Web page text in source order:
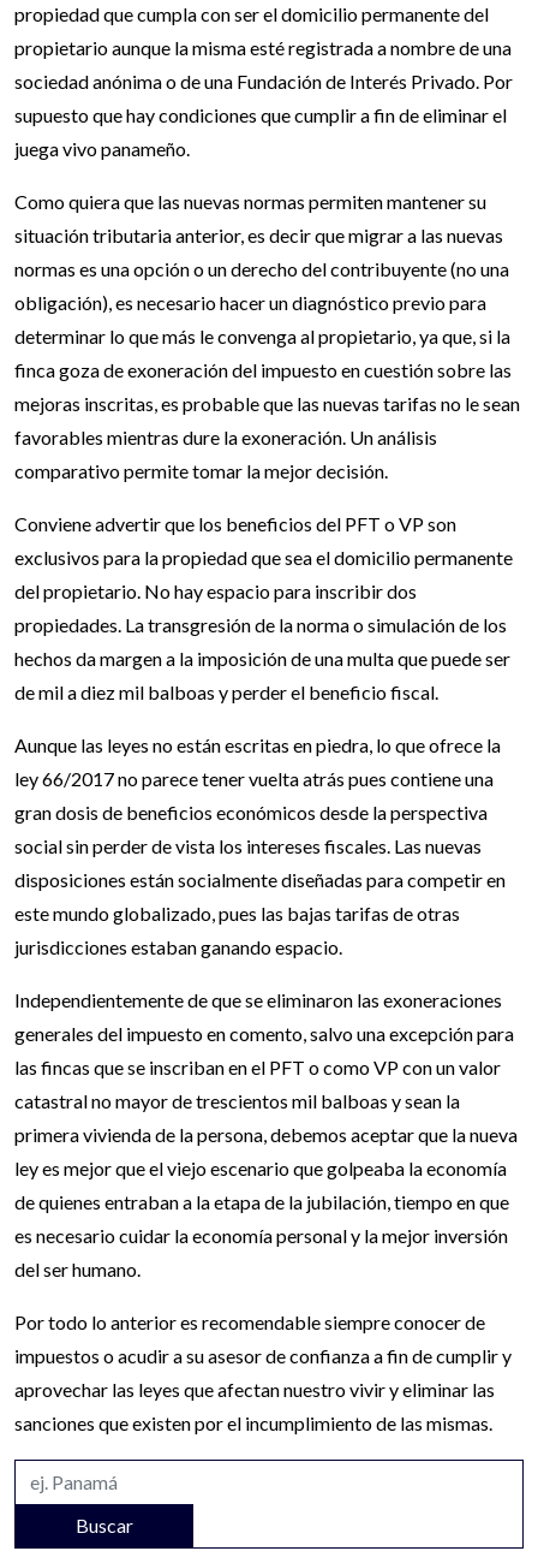
propiedad que cumpla con ser el domicilio permanente del
propietario aunque la misma esté registrada a nombre de una
sociedad anónima o de una Fundación de Interés Privado. Por
supuesto que hay condiciones que cumplir a fin de eliminar el
juega vivo panameño.
Como quiera que las nuevas normas permiten mantener su
situación tributaria anterior, es decir que migrar a las nuevas
normas es una opción o un derecho del contribuyente (no una
obligación), es necesario hacer un diagnóstico previo para
determinar lo que más le convenga al propietario, ya que, si la
finca goza de exoneración del impuesto en cuestión sobre las
mejoras inscritas, es probable que las nuevas tarifas no le sean
favorables mientras dure la exoneración. Un análisis
comparativo permite tomar la mejor decisión.
Conviene advertir que los beneficios del PFT o VP son
exclusivos para la propiedad que sea el domicilio permanente
del propietario. No hay espacio para inscribir dos
propiedades. La transgresión de la norma o simulación de los
hechos da margen a la imposición de una multa que puede ser
de mil a diez mil balboas y perder el beneficio fiscal.
Aunque las leyes no están escritas en piedra, lo que ofrece la
ley 66/2017 no parece tener vuelta atrás pues contiene una
gran dosis de beneficios económicos desde la perspectiva
social sin perder de vista los intereses fiscales. Las nuevas
disposiciones están socialmente diseñadas para competir en
este mundo globalizado, pues las bajas tarifas de otras
jurisdicciones estaban ganando espacio.
Independientemente de que se eliminaron las exoneraciones
generales del impuesto en comento, salvo una excepción para
las fincas que se inscriban en el PFT o como VP con un valor
catastral no mayor de trescientos mil balboas y sean la
primera vivienda de la persona, debemos aceptar que la nueva
ley es mejor que el viejo escenario que golpeaba la economía
de quienes entraban a la etapa de la jubilación, tiempo en que
es necesario cuidar la economía personal y la mejor inversión
del ser humano.
Por todo lo anterior es recomendable siempre conocer de
impuestos o acudir a su asesor de confianza a fin de cumplir y
aprovechar las leyes que afectan nuestro vivir y eliminar las
sanciones que existen por el incumplimiento de las mismas.
Buscar